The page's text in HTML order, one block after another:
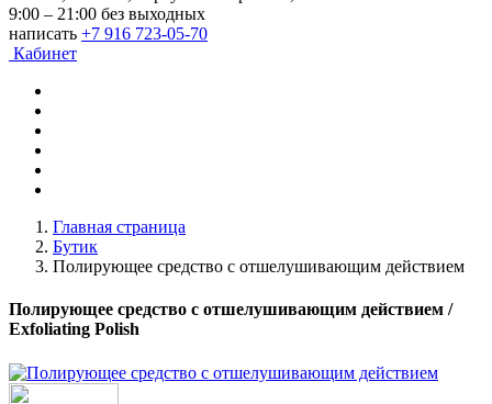
9:00 – 21:00 без выходных
написать +7 916 723-05-70
Кабинет
Главная страница
Бутик
Полирующее средство с отшелушивающим действием
Полирующее средство с отшелушивающим действием /
Exfoliating Polish